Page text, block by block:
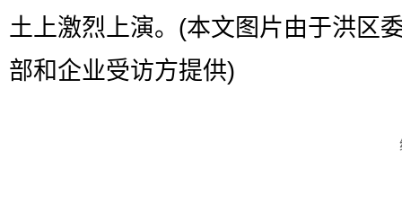
土上激烈上演。(本文图片由于洪区
部和企业受访方提供)